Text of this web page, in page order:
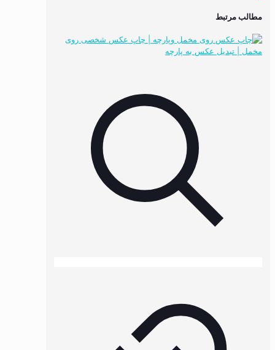
مطالب مرتبط